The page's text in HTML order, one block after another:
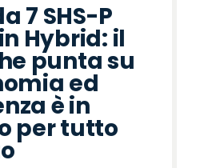
7 SHS-P
Hybrid: il
punta su
ed
è in
per tutto